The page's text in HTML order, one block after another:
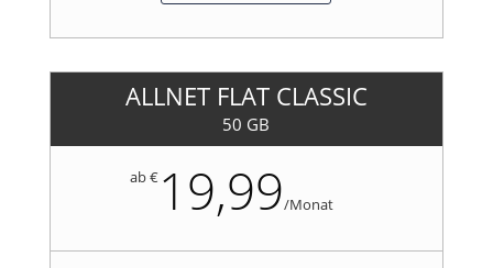
ALLNET FLAT CLASSIC
50 GB
ab € 19,99/Monat